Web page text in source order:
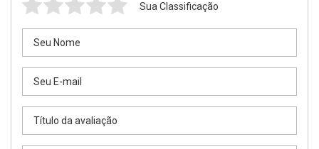
Sua Classificação